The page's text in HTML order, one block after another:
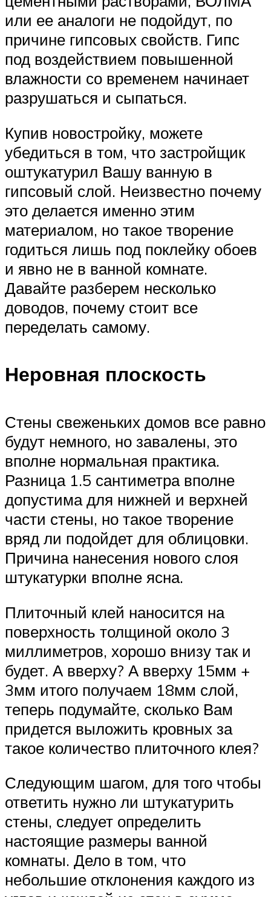
или ее аналоги не подойдут, по
причине гипсовых свойств. Гипс
под воздействием повышенной
влажности со временем начинает
разрушаться и сыпаться.
Купив новостройку, можете
убедиться в том, что застройщик
оштукатурил Вашу ванную в
гипсовый слой. Неизвестно почему
это делается именно этим
материалом, но такое творение
годиться лишь под поклейку обоев
и явно не в ванной комнате.
Давайте разберем несколько
доводов, почему стоит все
переделать самому.
Неровная плоскость
Стены свеженьких домов все равно
будут немного, но завалены, это
вполне нормальная практика.
Разница 1.5 сантиметра вполне
допустима для нижней и верхней
части стены, но такое творение
вряд ли подойдет для облицовки.
Причина нанесения нового слоя
штукатурки вполне ясна.
Плиточный клей наносится на
поверхность толщиной около 3
миллиметров, хорошо внизу так и
будет. А вверху? А вверху 15мм +
3мм итого получаем 18мм слой,
теперь подумайте, сколько Вам
придется выложить кровных за
такое количество плиточного клея?
Следующим шагом, для того чтобы
ответить нужно ли штукатурить
стены, следует определить
настоящие размеры ванной
комнаты. Дело в том, что
небольшие отклонения каждого из